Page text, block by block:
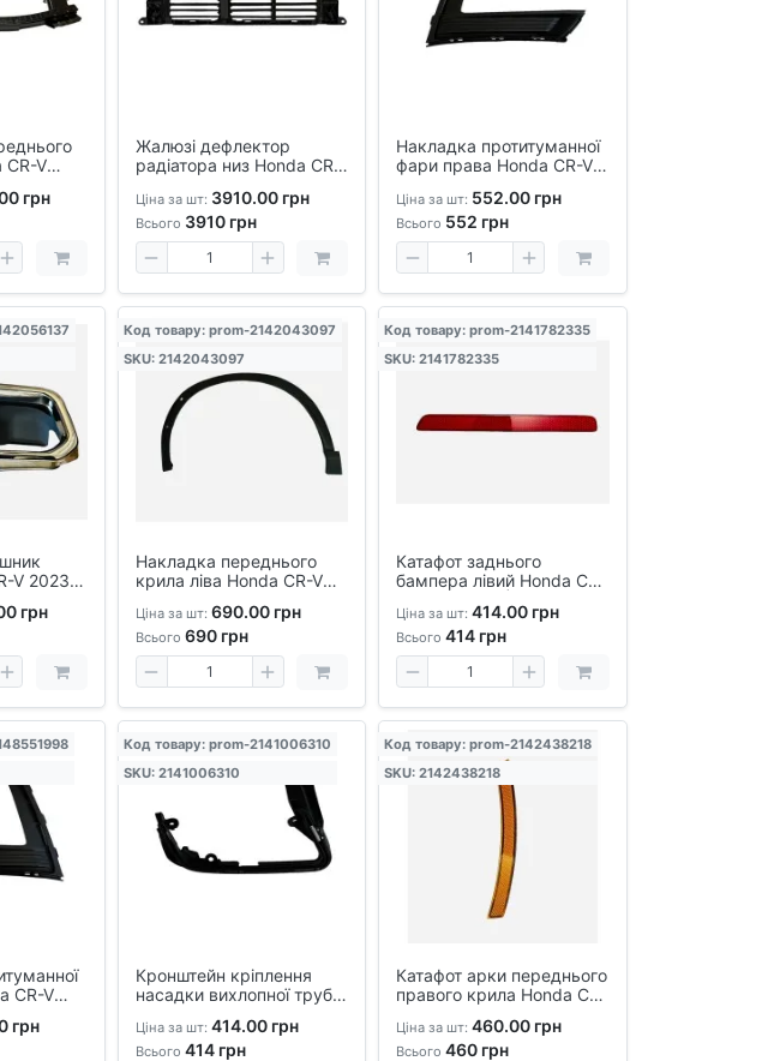
V
бампера
грн
Жалюзі дефлектор
радіатора низ Honda CR-
Ціна за шт: 3910.00 грн
Всього 3910грн
Накладка протитуманної
фари права Honda CR-V
Ціна за шт: 552.00 грн
Всього 552 грн
V 2023-
грн
Накладка переднього
крила ліва Honda CR-V
Код товару: prom-2142043097
SKU: 2142043097
Ціна за шт: 690.00 грн
Всього 690грн
Катафот заднього
бампера лівий Honda CR-
Світловідбивач
Код товару: prom-2141782335
SKU: 2141782335
Ціна за шт: 414.00 грн
Всього 414 грн
CR-V
грн
Кронштейн кріплення
насадки вихлопної труби
2023-2024 - аналог,
сталевий, для ремонту і
Код товару: prom-2141006310
SKU: 2141006310
Ціна за шт: 414.00 грн
Всього 414грн
Катафот арки переднього
правого крила Honda CR-
Код товару: prom-2142438218
SKU: 2142438218
Ціна за шт: 460.00 грн
Всього 460 грн